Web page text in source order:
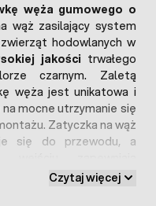
węża gumowego o
wąż zasilający system
hodowlanych w
jakości trwałego
czarnym. Zaletą
węża jest unikatowa i
mocne utrzymanie się
Zatyczka na wąż
się do przewodu, a
bardzo dobrze
Czytaj więcej